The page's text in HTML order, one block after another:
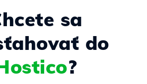
sa
do
?